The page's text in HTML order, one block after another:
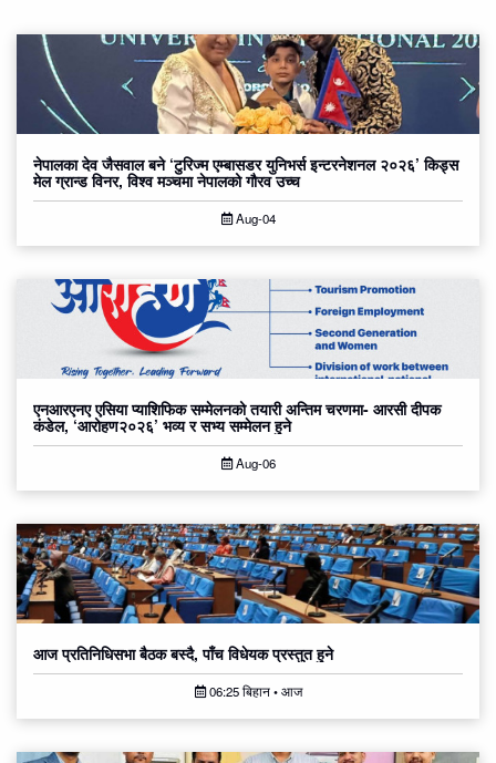
नेपालका देव जैसवाल बने ‘टुरिज्म एम्बासडर युनिभर्स इन्टरनेशनल २०२६’ किड्स
मेल ग्रान्ड विनर, विश्व मञ्चमा नेपालको गौरव उच्च
Aug-04
एनआरएनए एसिया प्याशिफिक सम्मेलनको तयारी अन्तिम चरणमा- आरसी दीपक
कंडेल, ‘आरोहण२०२६’ भव्य र सभ्य सम्मेलन हुने
Aug-06
आज प्रतिनिधिसभा बैठक बस्दै, पाँच विधेयक प्रस्तुत हुने
06:25 बिहान • आज